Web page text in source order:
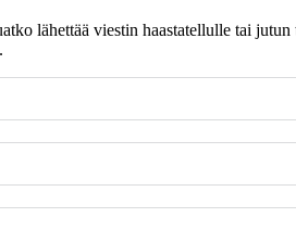
lähettää viestin haastatellulle tai